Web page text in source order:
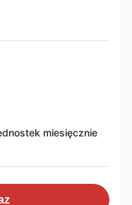
miesięcznie